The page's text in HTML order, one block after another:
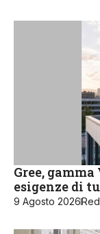
Gree,
esigenze di
9 Agosto 2026